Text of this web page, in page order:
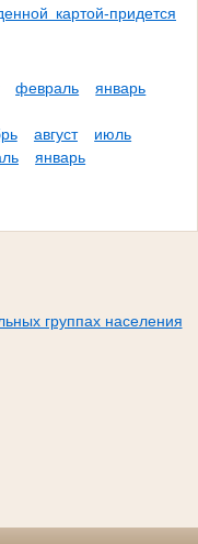
картой-придется
февраль
январь
август
июль
январь
группах населения